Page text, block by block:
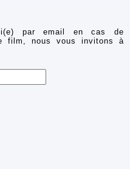
par email en cas de
film, nous vous invitons à